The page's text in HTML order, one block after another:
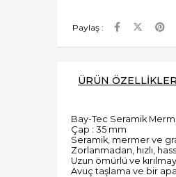
Paylaş :
ÜRÜN
Bay-Tec Seramik
Çap : 35 mm
Seramik, mermer ve
Zorlanmadan, hızlı,
Uzun ömürlü ve
Avuç taşlama ve bir